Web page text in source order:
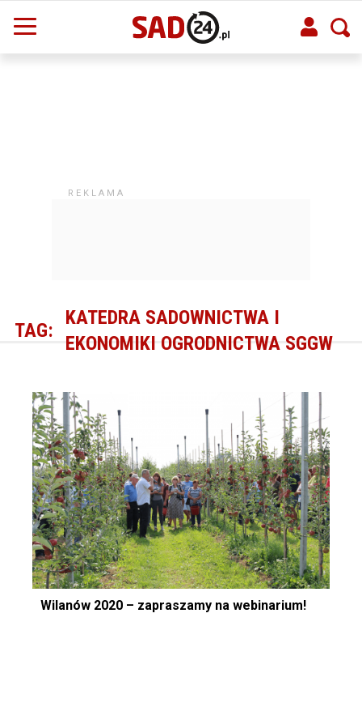
TAG:
KATEDRA SADOWNICTWA I
EKONOMIKI OGRODNICTWA SGGW
Wilanów 2020 – zapraszamy na webinarium!